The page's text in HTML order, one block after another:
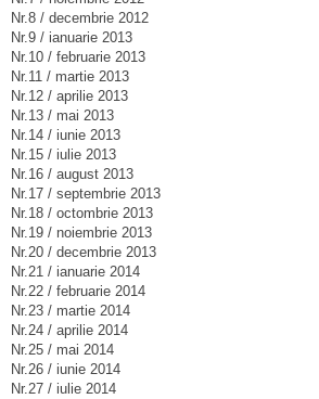
Nr.8 / decembrie 2012
Nr.9 / ianuarie 2013
Nr.10 / februarie 2013
Nr.11 / martie 2013
Nr.12 / aprilie 2013
Nr.13 / mai 2013
Nr.14 / iunie 2013
Nr.15 / iulie 2013
Nr.16 / august 2013
Nr.17 / septembrie 2013
Nr.18 / octombrie 2013
Nr.19 / noiembrie 2013
Nr.20 / decembrie 2013
Nr.21 / ianuarie 2014
Nr.22 / februarie 2014
Nr.23 / martie 2014
Nr.24 / aprilie 2014
Nr.25 / mai 2014
Nr.26 / iunie 2014
Nr.27 / iulie 2014